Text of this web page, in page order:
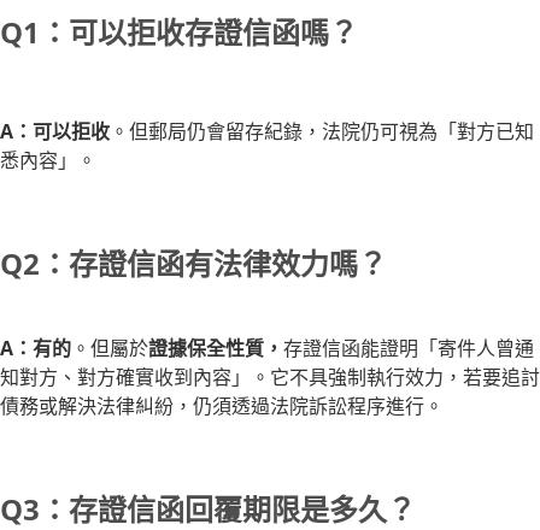
Q1：可以拒收存證信函嗎？
A：可以拒收 。但郵局仍會留存紀錄，法院仍可視為「對方已知
悉內容」。
Q2：存證信函有法律效力嗎？
A：有的 。但屬於證據保全性質， 存證信函能證明「寄件人曾通
知對方、對方確實收到內容」。它不具強制執行效力，若要追討
債務或解決法律糾紛，仍須透過法院訴訟程序進行。
Q3：存證信函回覆期限是多久？